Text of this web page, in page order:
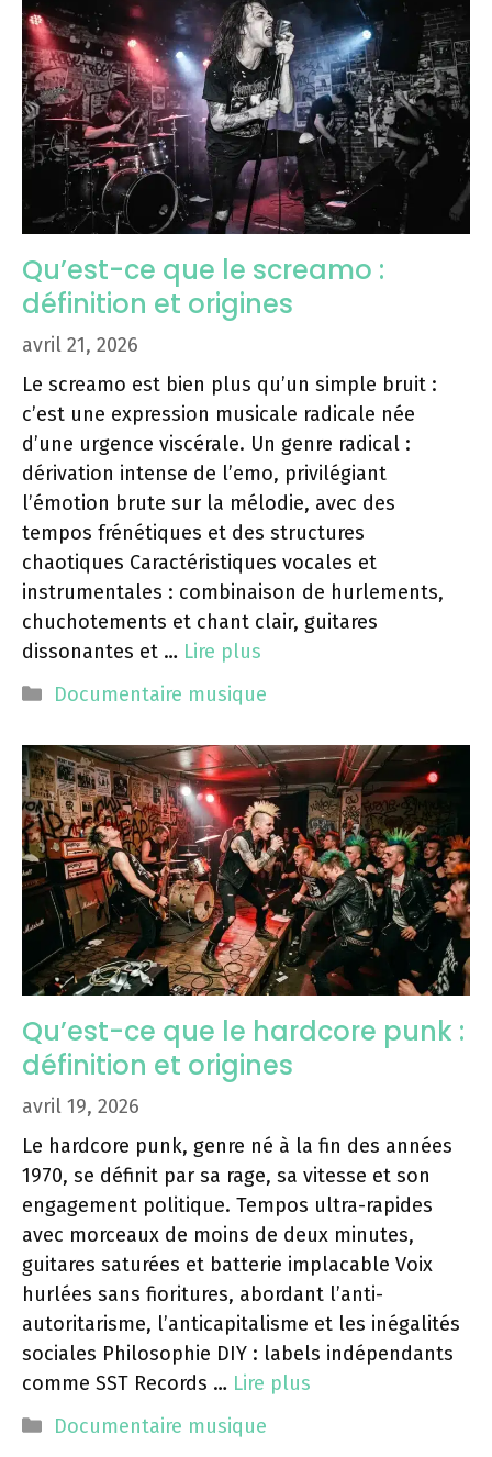
Qu’est-ce que le screamo :
définition et origines
avril 21, 2026
Le screamo est bien plus qu’un simple bruit :
c’est une expression musicale radicale née
d’une urgence viscérale. Un genre radical :
dérivation intense de l’emo, privilégiant
l’émotion brute sur la mélodie, avec des
tempos frénétiques et des structures
chaotiques Caractéristiques vocales et
instrumentales : combinaison de hurlements,
chuchotements et chant clair, guitares
dissonantes et … Lire plus
Catégories
Documentaire musique
Qu’est-ce que le hardcore punk :
définition et origines
avril 19, 2026
Le hardcore punk, genre né à la fin des années
1970, se définit par sa rage, sa vitesse et son
engagement politique. Tempos ultra-rapides
avec morceaux de moins de deux minutes,
guitares saturées et batterie implacable Voix
hurlées sans fioritures, abordant l’anti-
autoritarisme, l’anticapitalisme et les inégalités
sociales Philosophie DIY : labels indépendants
comme SST Records … Lire plus
Catégories
Documentaire musique